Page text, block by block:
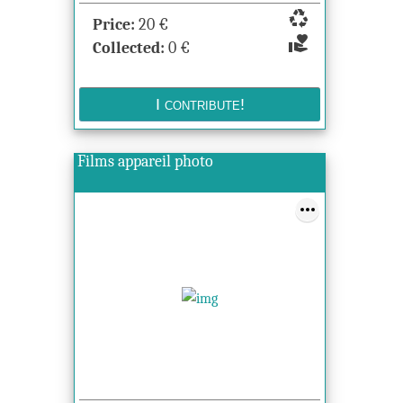
recycling
volunteer_activism
Price: 20 €
Collected: 0 €
Films appareil photo